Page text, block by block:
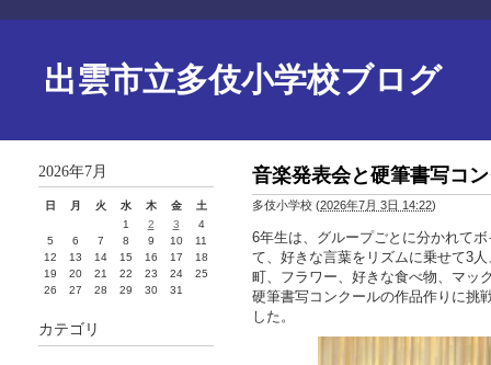
出雲市立多伎小学校ブログ
音楽発表会と硬筆書写コ
多伎小学校 (2026年7月 3日 14:22)
6年生は、グループごとに分かれて
て、好きな言葉をリズムに乗せて3
町、フラワー、好きな食べ物、マッ
硬筆書写コンクールの作品作りに挑
した。
2026年7月
日 月 火 水 木 金
土
1
2 3
4
5
6 7 8 9 10
11
12
13 14 15 16 17
18
19
20 21 22 23 24
25
26
27 28 29 30 31
カテゴリ